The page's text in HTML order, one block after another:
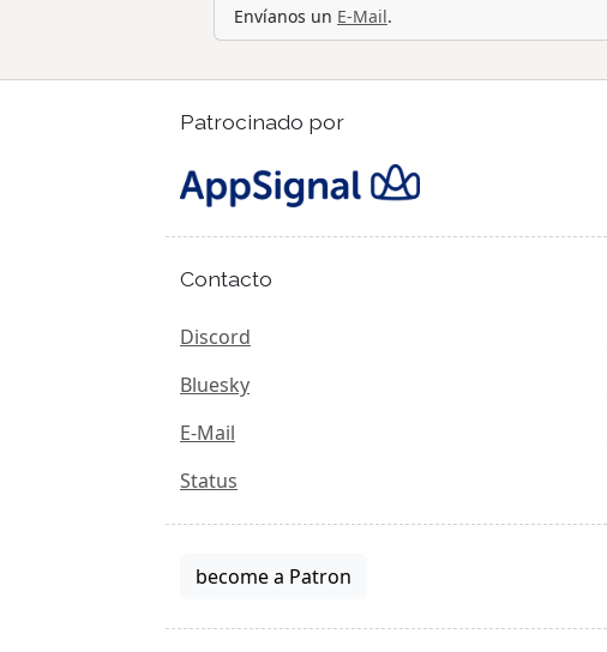
Envíanos un E-Mail.
Patrocinado por
Contacto
Discord
Bluesky
E-Mail
Status
become a Patron